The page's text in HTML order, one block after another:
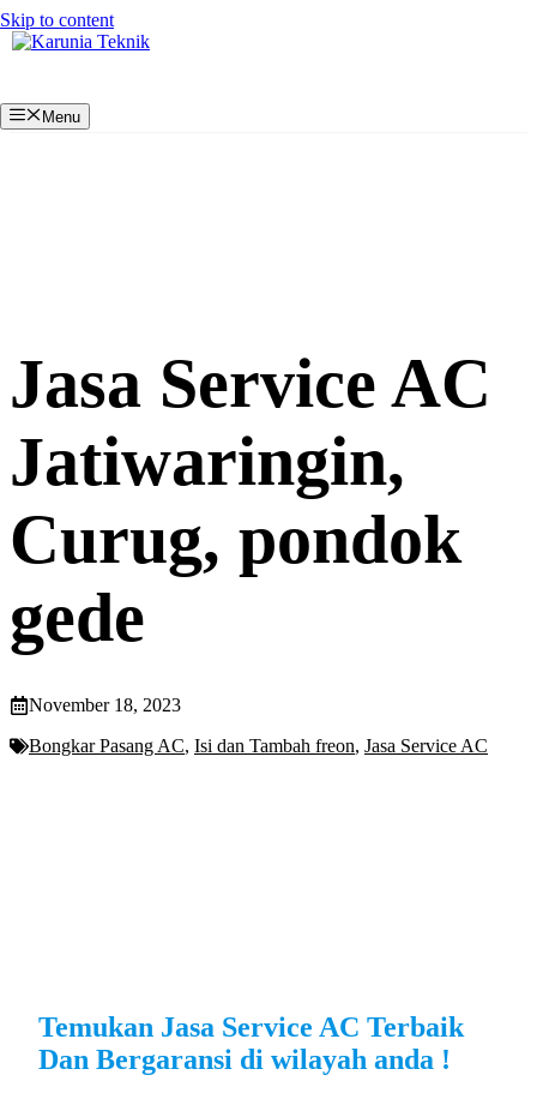
Skip to content
Menu
Jasa Service AC
Jatiwaringin,
Curug, pondok
gede
November 18, 2023
Bongkar Pasang AC, Isi dan Tambah freon, Jasa Service AC
Temukan Jasa Service AC Terbaik
Dan Bergaransi di wilayah anda !